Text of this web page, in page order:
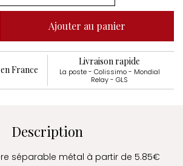
Ajouter au panier
France
Livraison rapide
La poste - Colissimo - Mondial
Relay - GLS
Description
séparable métal à partir de 5.85€